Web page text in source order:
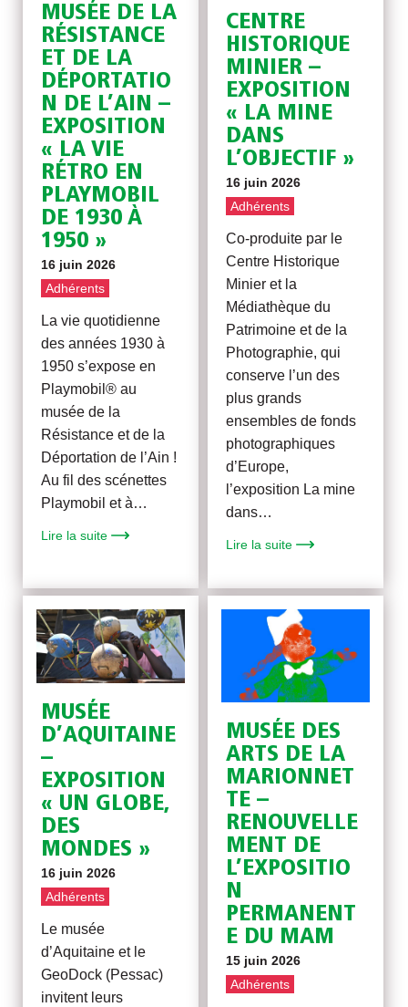
MUSÉE DE LA
RÉSISTANCE
ET DE LA
DÉPORTATIO
N DE L’AIN –
EXPOSITION
« LA VIE
RÉTRO EN
PLAYMOBIL
DE 1930 À
1950 »
16 juin 2026
Adhérents
La vie quotidienne
des années 1930 à
1950 s’expose en
Playmobil® au
musée de la
Résistance et de la
Déportation de l’Ain !
Au fil des scénettes
Playmobil et à…
Lire la suite
CENTRE
HISTORIQUE
MINIER –
EXPOSITION
« LA MINE
DANS
L’OBJECTIF »
16 juin 2026
Adhérents
Co-produite par le
Centre Historique
Minier et la
Médiathèque du
Patrimoine et de la
Photographie, qui
conserve l’un des
plus grands
ensembles de fonds
photographiques
d’Europe,
l’exposition La mine
dans…
Lire la suite
MUSÉE
D’AQUITAINE
–
EXPOSITION
« UN GLOBE,
DES
MONDES »
16 juin 2026
Adhérents
Le musée
d’Aquitaine et le
GeoDock (Pessac)
invitent leurs
MUSÉE DES
ARTS DE LA
MARIONNET
TE –
RENOUVELLE
MENT DE
L’EXPOSITIO
N
PERMANENT
E DU MAM
15 juin 2026
Adhérents